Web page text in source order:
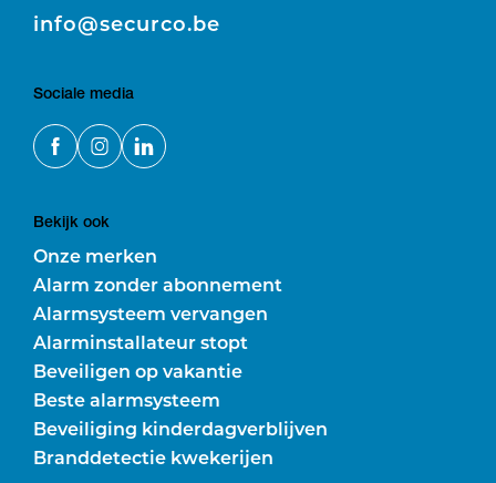
E
info@securco.be
Sociale media
Bekijk ook
Onze merken
Alarm zonder abonnement
Alarmsysteem vervangen
Alarminstallateur stopt
Beveiligen op vakantie
Beste alarmsysteem
Beveiliging kinderdagverblijven
Branddetectie kwekerijen